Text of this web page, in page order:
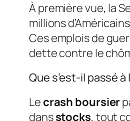
À première vue, la
millions d’Américains
Ces emplois de
dette contre le
Que s’est-il passé
Le crash boursier
dansstocks, tout